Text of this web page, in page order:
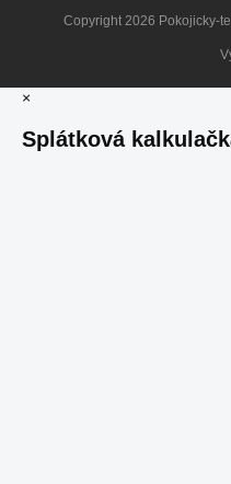
Copyright 2026 Pokojicky-
×
Splátková